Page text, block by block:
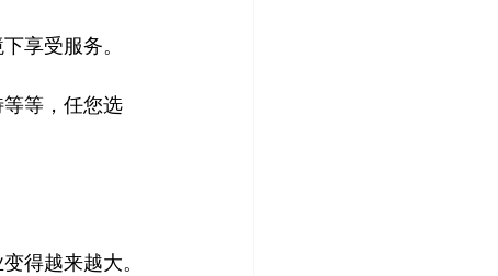
享受服务。
等，任您选
得越来越大。